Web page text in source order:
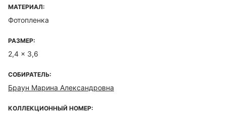
МАТЕРИАЛ:
Фотопленка
РАЗМЕР:
2,4 x 3,6
СОБИРАТЕЛЬ:
Браун Марина Александровна
КОЛЛЕКЦИОННЫЙ НОМЕР: